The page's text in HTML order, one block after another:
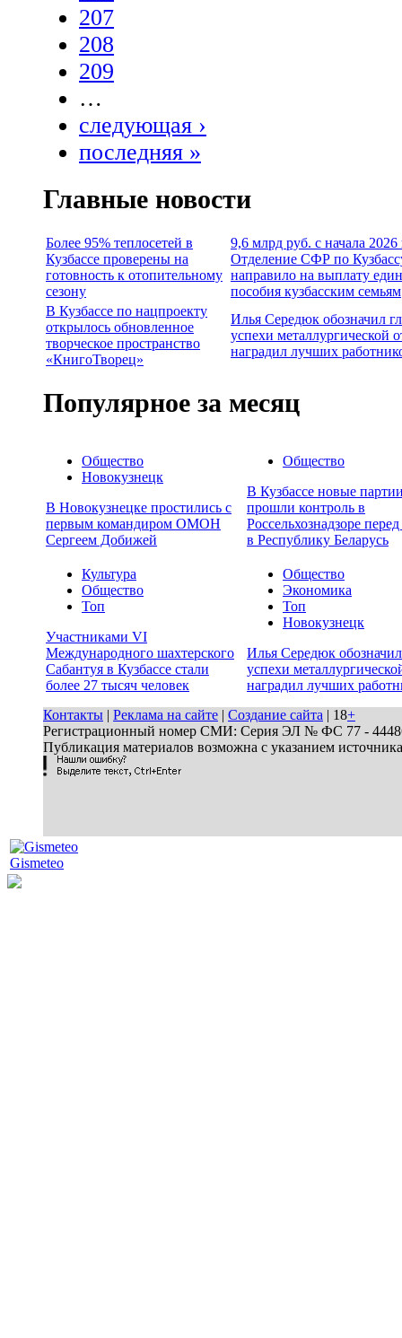
207
208
209
…
следующая ›
последняя »
Главные новости
Более 95% теплосетей в
Кузбассе проверены на
готовность к отопительному
сезону
9,6 млрд руб. с начала 2026
Отделение СФР по
направило на выплату
пособия кузбасским семьям
В Кузбассе по нацпроекту
открылось обновленное
творческое пространство
«КнигоТворец»
Илья Середюк обозначил
успехи металлургической
наградил лучших
Популярное за месяц
Общество
Новокузнецк
В Новокузнецке простились с
первым командиром ОМОН
Сергеем Добижей
Общество
В Кузбассе новые
прошли контроль в
Россельхознадзоре
в Республику Беларусь
Культура
Общество
Топ
Участниками VI
Международного шахтерского
Сабантуя в Кузбассе стали
более 27 тысяч человек
Общество
Экономика
Топ
Новокузнецк
Илья Середюк
успехи
наградил лучших
Контакты | Реклама на сайте | Создание сайта | 18+
Регистрационный номер СМИ: Серия ЭЛ № ФС 77 - 44486
Публикация материалов возможна с указанием
Gismeteo